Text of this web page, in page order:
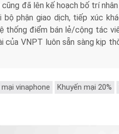
đã lên kế hoạch bố trí
phận giao dịch, tiếp xúc
thống điểm bán lẻ/cộng tác
của VNPT luôn sẵn sàng kịp
vinaphone Khuyến mại 20%